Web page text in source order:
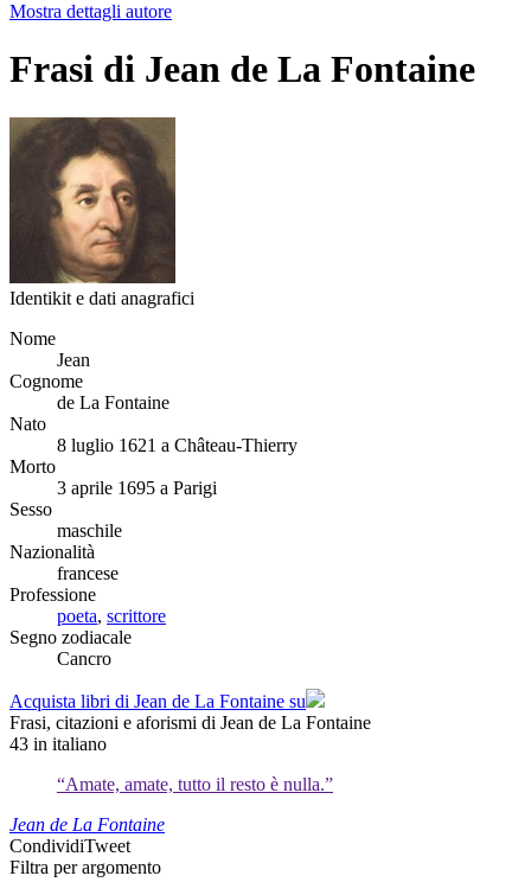
Mostra dettagli autore
Frasi di Jean de La Fontaine
Identikit e dati anagrafici
Nome
Jean
Cognome
de La Fontaine
Nato
8 luglio 1621 a Château-Thierry
Morto
3 aprile 1695 a Parigi
Sesso
maschile
Nazionalità
francese
Professione
poeta, scrittore
Segno zodiacale
Cancro
Acquista libri di Jean de La Fontaine su
Frasi, citazioni e aforismi di Jean de La Fontaine
43 in italiano
“Amate, amate, tutto il resto è nulla.”
Jean de La Fontaine
CondividiTweet
Filtra per argomento